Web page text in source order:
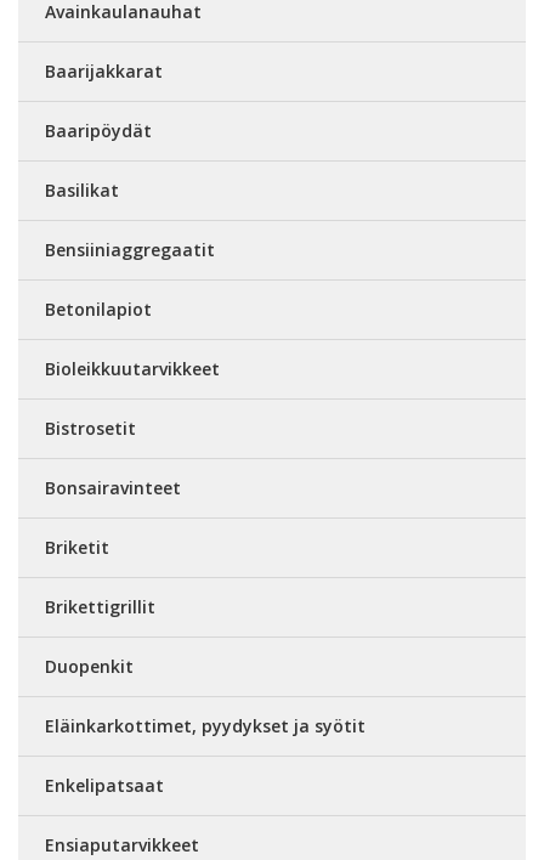
Avainkaulanauhat
Baarijakkarat
Baaripöydät
Basilikat
Bensiiniaggregaatit
Betonilapiot
Bioleikkuutarvikkeet
Bistrosetit
Bonsairavinteet
Briketit
Brikettigrillit
Duopenkit
Eläinkarkottimet, pyydykset ja syötit
Enkelipatsaat
Ensiaputarvikkeet